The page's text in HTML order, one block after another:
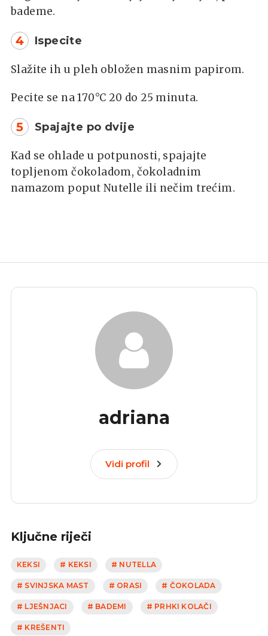
bademe.
4 Ispecite
Slažite ih u pleh obložen masnim papirom.
Pecite se na 170°C 20 do 25 minuta.
5 Spajajte po dvije
Kad se ohlade u potpunosti, spajajte
topljenom čokoladom, čokoladnim
namazom poput Nutelle ili nečim trećim.
adriana
Vidi profil
Ključne riječi
KEKSI # KEKSI # NUTELLA
# SVINJSKA MAST # ORASI # ČOKOLADA
# LJEŠNJACI # BADEMI # PRHKI KOLAČI
# KREŠENTI